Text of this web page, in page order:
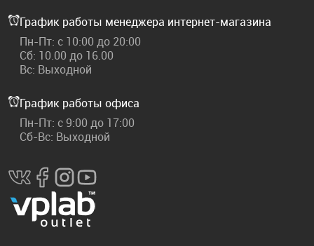
График работы менеджера интернет-магазина
Пн-Пт: с 10:00 до 20:00
Сб: 10.00 до 16.00
Вс: Выходной
График работы офиса
Пн-Пт: с 9:00 до 17:00
Сб-Вс: Выходной